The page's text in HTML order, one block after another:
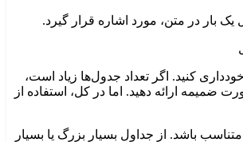
یک بار در متن، مورد اشاره قرار گیرد.
کنید. اگر تعداد جدول‌ها زیاد است،
ضمیمه ارائه دهید. اما در کل، استفاده از
باشد. از جداول بسیار بزرگ یا بسیار